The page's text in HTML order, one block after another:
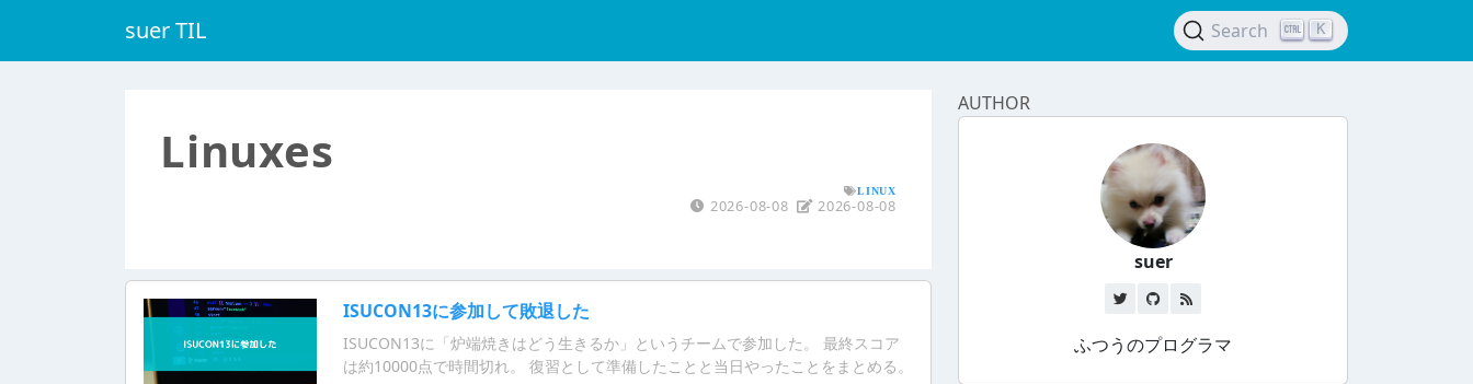
suer TIL Search K
Linuxes
LINUX
2026-08-08 2026-08-08
ISUCON13に参加して敗退した
ISUCON13に「炉端焼きはどう生きるか」というチームで参加した。 最終スコア
は約10000点で時間切れ。 復習として準備したことと当日やったことをまとめる。
AUTHOR
suer
ふつうのプログラマ